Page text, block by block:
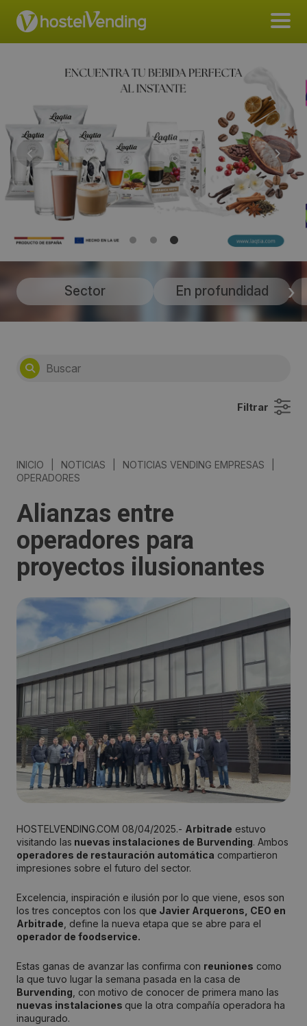
Sector En profundidad
Filtrar
INICIO NOTICIAS NOTICIAS VENDING EMPRESAS
OPERADORES
Alianzas entre
operadores para
proyectos ilusionantes
HOSTELVENDING.COM 08/04/2025.- Arbitrade estuvo
visitando las nuevas instalaciones de Burvending. Ambos
operadores de restauración automática compartieron
impresiones sobre el futuro del sector.
Excelencia, inspiración e ilusión por lo que viene, esos son
los tres conceptos con los que Javier Arquerons, CEO en
Arbitrade , define la nueva etapa que se abre para el
operador de foodservice.
Estas ganas de avanzar las confirma con reuniones como
la que tuvo lugar la semana pasada en la casa de
Burvending , con motivo de conocer de primera mano las
nuevas instalaciones que la otra compañía operadora ha
inaugurado.